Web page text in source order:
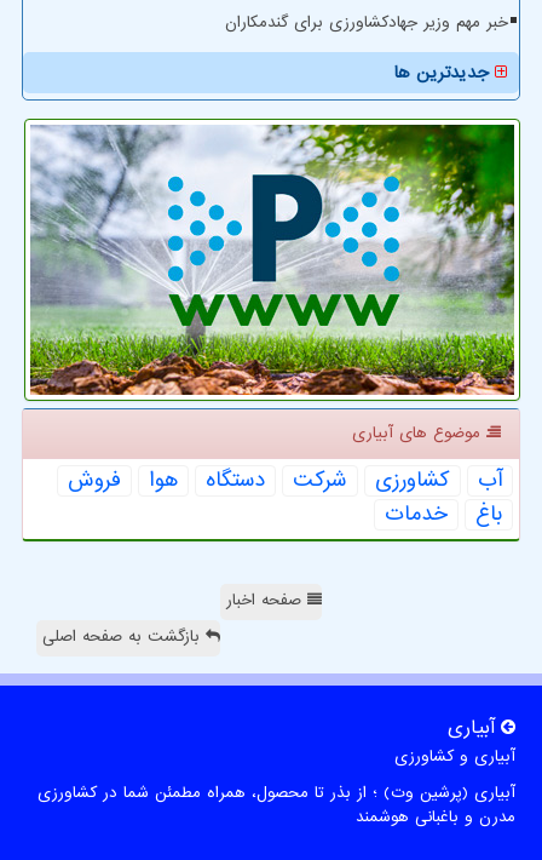
خبر مهم وزیر جهادکشاورزی برای گندمکاران
جدیدترین ها
موضوع های آبیاری
آب كشاورزی شركت دستگاه هوا
فروش
باغ
خدمات
صفحه اخبار
بازگشت به صفحه اصلی
آبیاری
آبیاری و کشاورزی
آبیاری (پرشین وت) ؛ از بذر تا محصول، همراه مطمئن شما در کشاورزی
مدرن و باغبانی هوشمند